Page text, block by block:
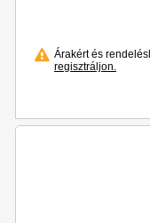
Árakért és
regisztráljon.